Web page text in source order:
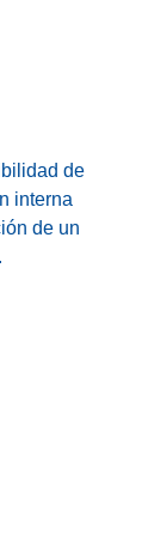
de
interna
de un